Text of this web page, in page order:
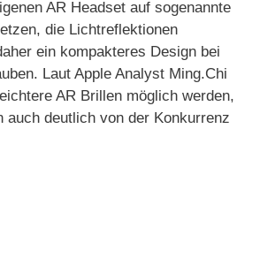
AR Headset auf sogenannte
die Lichtreflektionen
ein kompakteres Design bei
Laut Apple Analyst Ming.Chi
AR Brillen möglich werden,
auch deutlich von der Konkurrenz